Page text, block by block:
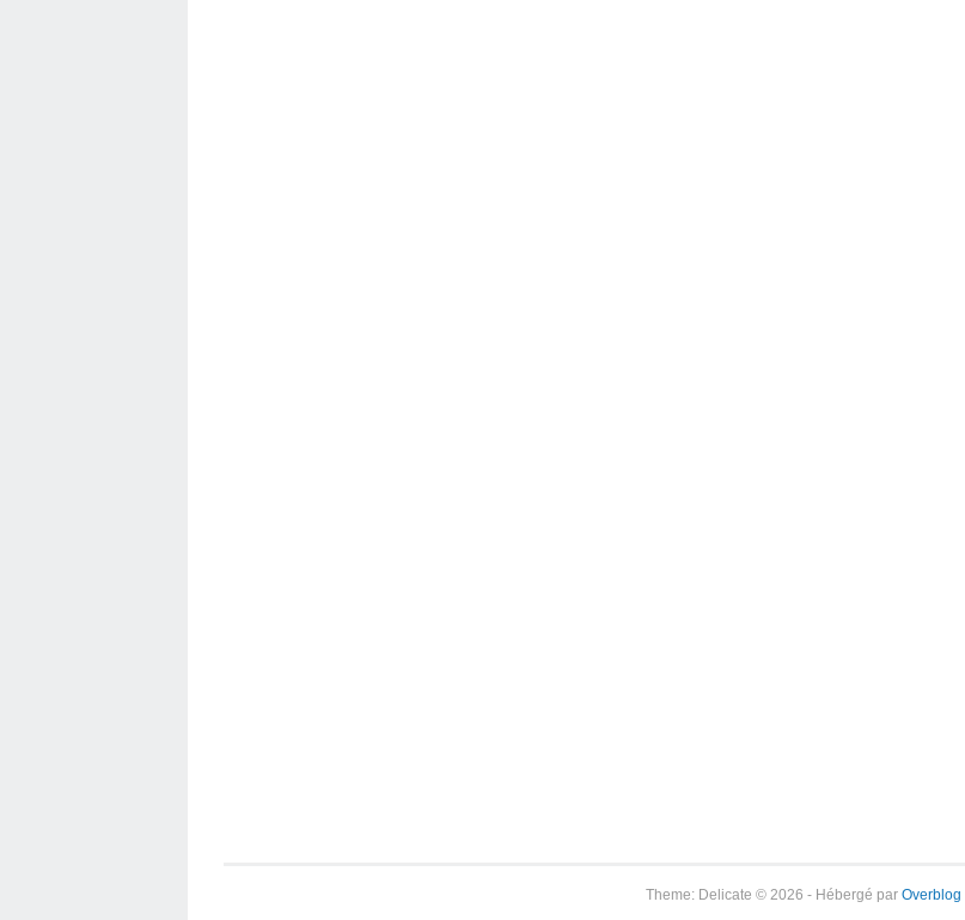
Theme: Delicate © 2026 - Hébergé par Overblog